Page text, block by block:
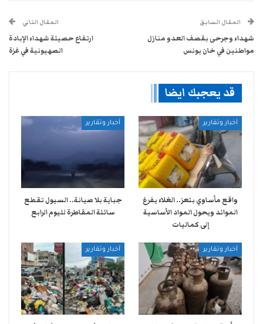
المقال السابق
شهداء وجرحى بقصف العدو منازل
مواطنين في خان يونس
المقال التالي
ارتفاع حصيلة شهداء الإبادة
الصهيونية في غزة
قد يعجبك ايضا
أخبار وتقارير
واقع مأساوي بتعز.. الغلاء يفرغ
الموائد ويحول المواد الأساسية
إلى كماليات
أخبار وتقارير
جباية بلا صيانة.. السيول تقطع
سائلة المقاطرة لليوم الرابع
أخبار وتقارير أخبار وتقارير